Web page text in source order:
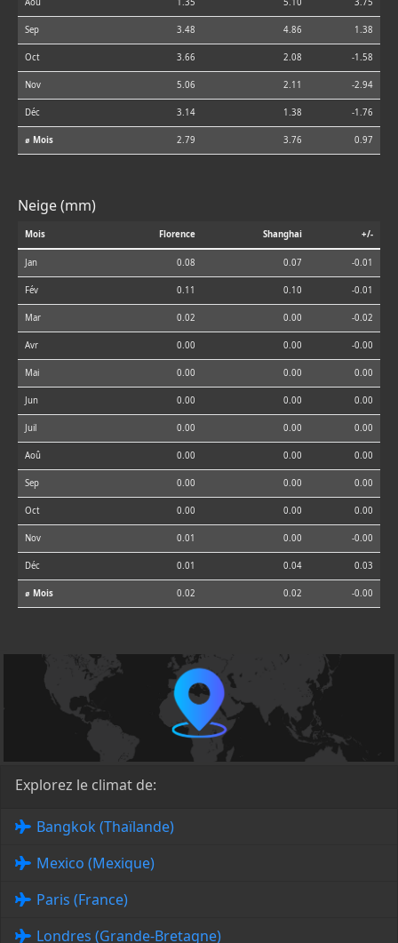
Aoû 1.35 5.10 3.75
Sep 3.48 4.86 1.38
Oct 3.66 2.08 -1.58
Nov 5.06 2.11 -2.94
Déc 3.14 1.38 -1.76
⌀ Mois 2.79 3.76 0.97
Neige (mm)
Mois Florence Shanghai +/-
Jan 0.08 0.07 -0.01
Fév 0.11 0.10 -0.01
Mar 0.02 0.00 -0.02
Avr 0.00 0.00 -0.00
Mai 0.00 0.00 0.00
Jun 0.00 0.00 0.00
Juil 0.00 0.00 0.00
Aoû 0.00 0.00 0.00
Sep 0.00 0.00 0.00
Oct 0.00 0.00 0.00
Nov 0.01 0.00 -0.00
Déc 0.01 0.04 0.03
⌀ Mois 0.02 0.02 -0.00
Explorez le climat de:
Bangkok (Thaïlande)
Mexico (Mexique)
Paris (France)
Londres (Grande-Bretagne)